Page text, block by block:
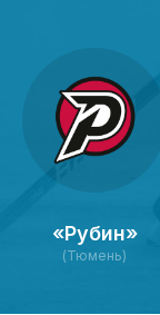
«Рубин»
(Тюмень)